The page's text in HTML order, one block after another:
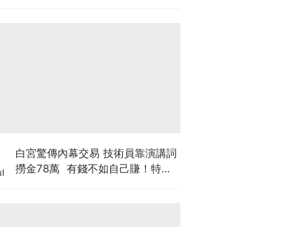
白宮驚傳內幕交易 技術員靠演講詞
撈金78萬 有錢不如自己賺！特朗